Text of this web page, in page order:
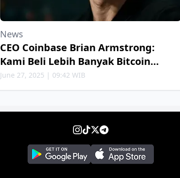
News
CEO Coinbase Brian Armstrong:
Kami Beli Lebih Banyak Bitcoin
Setiap Minggu
June 27, 2025 | 09:42 WIB